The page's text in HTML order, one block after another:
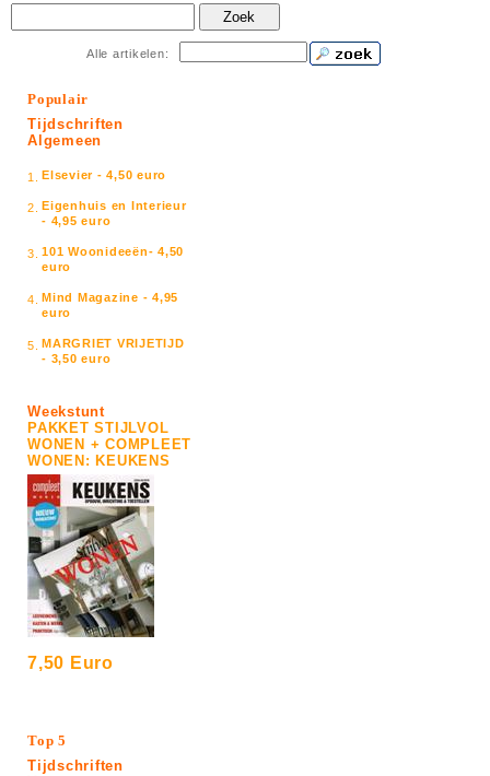
Zoek
Alle artikelen:
Populair
Tijdschriften
Algemeen
1. Elsevier - 4,50 euro
2. Eigenhuis en Interieur
- 4,95 euro
3. 101 Woonideeën- 4,50
euro
4. Mind Magazine - 4,95
euro
5. MARGRIET VRIJETIJD
- 3,50 euro
Weekstunt
PAKKET STIJLVOL
WONEN + COMPLEET
WONEN: KEUKENS
7,50 Euro
Top 5
Tijdschriften